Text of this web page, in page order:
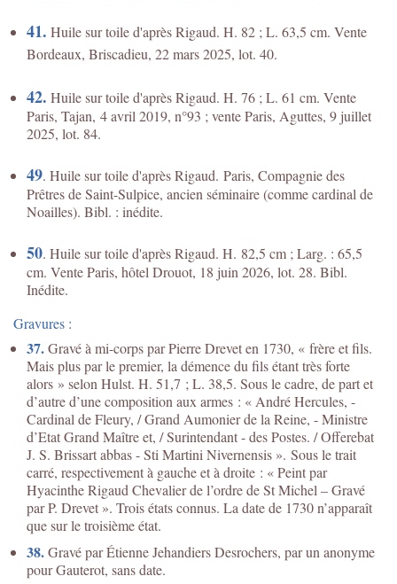
41. Huile sur toile d'après Rigaud. H. 82 ; L. 63,5 cm. Vente
Bordeaux, Briscadieu, 22 mars 2025, lot. 40.
42. Huile sur toile d'après Rigaud. H. 76 ; L. 61 cm. Vente
Paris, Tajan, 4 avril 2019, n°93 ; vente Paris, Aguttes, 9 juillet
2025, lot. 84.
49. Huile sur toile d'après Rigaud. Paris, Compagnie des
Prêtres de Saint-Sulpice, ancien séminaire (comme cardinal de
Noailles). Bibl. : inédite.
50. Huile sur toile d'après Rigaud. H. 82,5 cm ; Larg. : 65,5
cm. Vente Paris, hôtel Drouot, 18 juin 2026, lot. 28. Bibl.
Inédite.
Gravures :
37.Gravé à mi-corps par Pierre Drevet en 1730, « frère et fils.
Mais plus par le premier, la démence du fils étant très forte
alors » selon Hulst. H. 51,7 ; L. 38,5. Sous le cadre, de part et
d’autre d’une composition aux armes : « André Hercules, -
Cardinal de Fleury, / Grand Aumonier de la Reine, - Ministre
d’Etat Grand Maître et, / Surintendant - des Postes. / Offerebat
J. S. Brissart abbas - Sti Martini Nivernensis ». Sous le trait
carré, respectivement à gauche et à droite : « Peint par
Hyacinthe Rigaud Chevalier de l’ordre de St Michel – Gravé
par P. Drevet ». Trois états connus. La date de 1730 n’apparaît
que sur le troisième état.
38.Gravé par Étienne Jehandiers Desrochers, par un anonyme
pour Gauterot, sans date.